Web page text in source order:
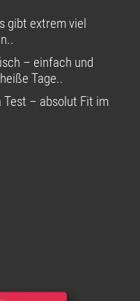
gibt extrem viel
– einfach und
Tage..
Test – absolut Fit im